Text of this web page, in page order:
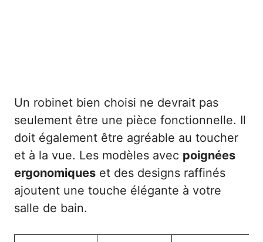
Un robinet bien choisi ne devrait pas
seulement être une pièce fonctionnelle. Il
doit également être agréable au toucher
et à la vue. Les modèles avec poignées
ergonomiques et des designs raffinés
ajoutent une touche élégante à votre
salle de bain.